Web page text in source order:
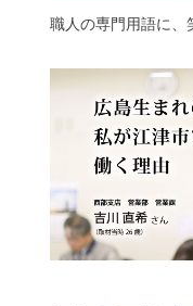
職人の専門用語に、